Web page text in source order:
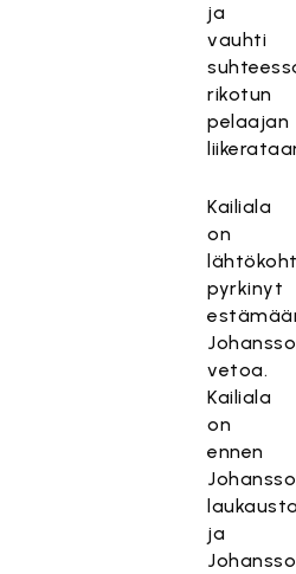
ja
vauhti
rikotun
pelaajan
Kailiala
on
pyrkinyt
vetoa.
Kailiala
on
ennen
laukausta
ja